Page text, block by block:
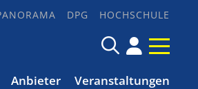
DPG HOCHSCHULE
Anbieter Veranstaltungen